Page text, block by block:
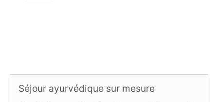
Séjour ayurvédique sur mesure